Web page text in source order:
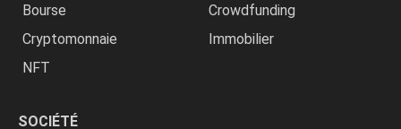
Bourse
Crowdfunding
Cryptomonnaie
Immobilier
NFT
SOCIÉTÉ